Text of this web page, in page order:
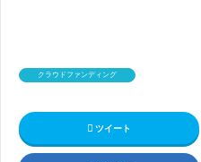
クラウドファンディング
ツイート